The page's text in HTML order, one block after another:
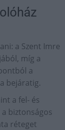
a Szent Imre
míg a
a
bejáratig.
a fel- és
biztonságos
réteget